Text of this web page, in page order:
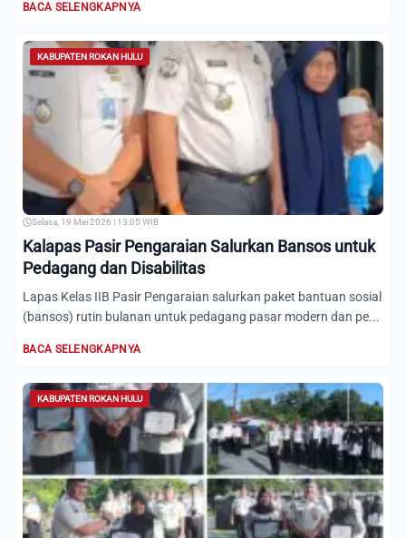
BACA SELENGKAPNYA
KABUPATEN ROKAN HULU
Selasa, 19 Mei 2026 | 13:05 WIB
Kalapas Pasir Pengaraian Salurkan Bansos untuk
Pedagang dan Disabilitas
Lapas Kelas IIB Pasir Pengaraian salurkan paket bantuan sosial
(bansos) rutin bulanan untuk pedagang pasar modern dan pe...
BACA SELENGKAPNYA
KABUPATEN ROKAN HULU